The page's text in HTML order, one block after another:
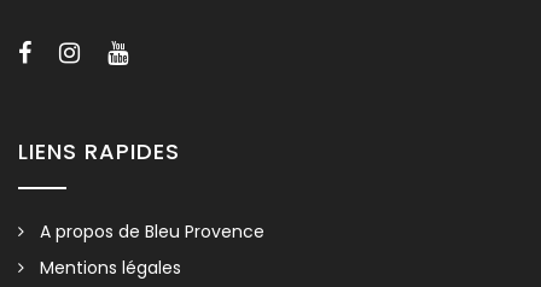
sur les tailles, les supports et/ou les finitions de nos sanitaires.
LIENS RAPIDES
A propos de Bleu Provence
Mentions légales